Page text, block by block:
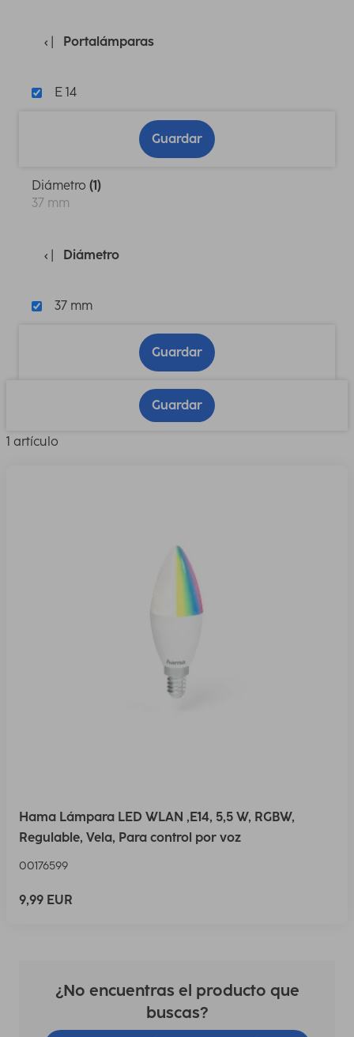
Portalámparas
E 14
Guardar
Diámetro (1)
37 mm
Diámetro
37 mm
Guardar
Guardar
1 artículo
Hama Lámpara LED WLAN ,E14, 5,5 W, RGBW,
Regulable, Vela, Para control por voz
00176599
9,99 EUR
¿No encuentras el producto que
buscas?